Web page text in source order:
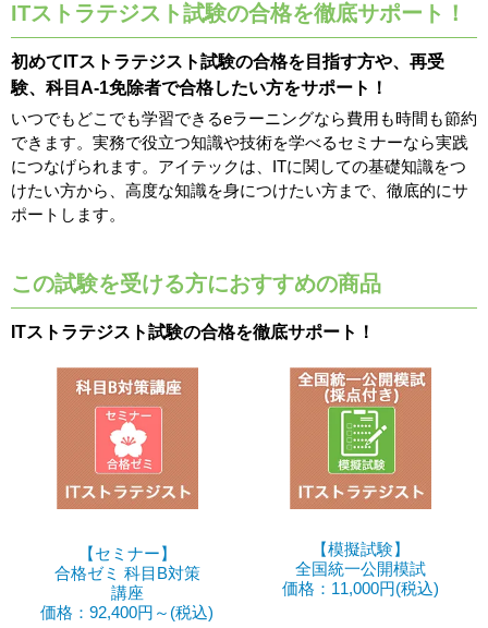
ITストラテジスト試験の合格を徹底サポート！
初めてITストラテジスト試験の合格を目指す方や、再受
験、科目A-1免除者で合格したい方をサポート！
いつでもどこでも学習できるeラーニングなら費用も時間も節約
できます。実務で役立つ知識や技術を学べるセミナーなら実践
につなげられます。アイテックは、ITに関しての基礎知識をつ
けたい方から、高度な知識を身につけたい方まで、徹底的にサ
ポートします。
この試験を受ける方におすすめの商品
ITストラテジスト試験の合格を徹底サポート！
【セミナー】
合格ゼミ 科目B対策
講座
価格：92,400円～(税込)
【模擬試験】
全国統一公開模試
価格：11,000円(税込)